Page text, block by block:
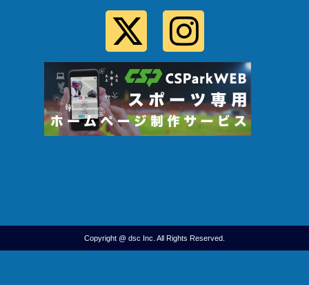
Copyright @ dsc Inc. All Rights Reserved.